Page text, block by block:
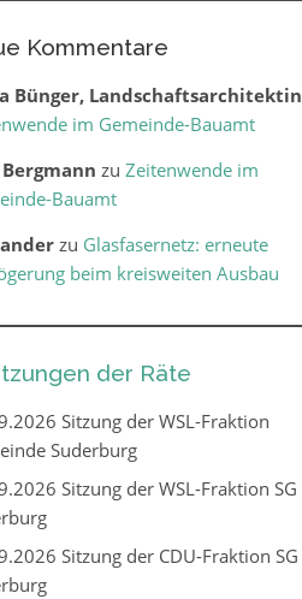
Kommentare
Bünger, Landschaftsarchitektin
im Gemeinde-Bauamt
Bergmann zu Zeitenwende im
Bauamt
zu Glasfasernetz: erneute
beim kreisweiten Ausbau
der Räte
Sitzung der WSL-Fraktion
Suderburg
Sitzung der WSL-Fraktion SG
Sitzung der CDU-Fraktion SG